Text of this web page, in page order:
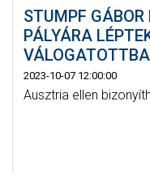
STUMPF GÁBOR
PÁLYÁRA
2023-10-07 12:00:00
Ausztria ellen